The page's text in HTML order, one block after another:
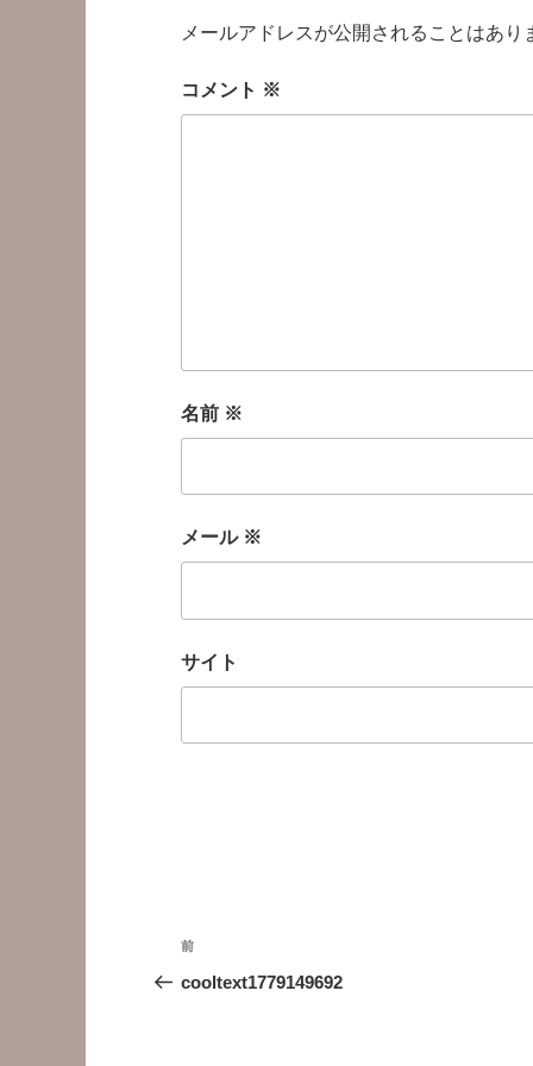
メールアドレスが公開されることはあり
コメント ※
名前 ※
メール ※
サイト
投
稿
前
の
前
cooltext1779149692